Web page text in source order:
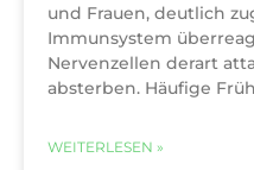
und Frauen, deutlich
Immunsystem
Nervenzellen derart
absterben. Häufige
WEITERLESEN »